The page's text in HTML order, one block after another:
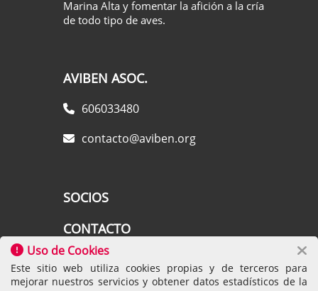
Marina Alta y fomentar la afición a la cría
de todo tipo de aves.
AVIBEN ASOC.
606033480
contacto@aviben.org
SOCIOS
CONTACTO
AVISO LEGAL
Uso de Cookies
Este sitio web utiliza cookies propias y de terceros para
mejorar nuestros servicios y obtener datos estadísticos de la